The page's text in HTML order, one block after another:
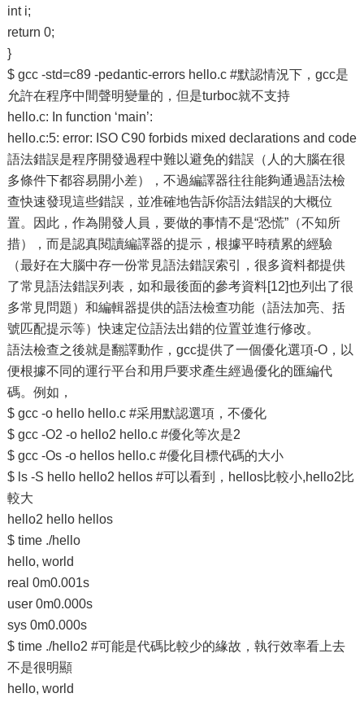
int i;
return 0;
}
$ gcc -std=c89 -pedantic-errors hello.c #默認情況下，gcc是
允許在程序中間聲明變量的，但是turboc就不支持
hello.c: In function ‘main’:
hello.c:5: error: ISO C90 forbids mixed declarations and code
語法錯誤是程序開發過程中難以避免的錯誤（人的大腦在很
多條件下都容易開小差），不過編譯器往往能夠通過語法檢
查快速發現這些錯誤，並准確地告訴你語法錯誤的大概位
置。因此，作為開發人員，要做的事情不是“恐慌”（不知所
措），而是認真閱讀編譯器的提示，根據平時積累的經驗
（最好在大腦中存一份常見語法錯誤索引，很多資料都提供
了常見語法錯誤列表，如和最後面的參考資料[12]也列出了很
多常見問題）和編輯器提供的語法檢查功能（語法加亮、括
號匹配提示等）快速定位語法出錯的位置並進行修改。
語法檢查之後就是翻譯動作，gcc提供了一個優化選項-O，以
便根據不同的運行平台和用戶要求產生經過優化的匯編代
碼。例如，
$ gcc -o hello hello.c #采用默認選項，不優化
$ gcc -O2 -o hello2 hello.c #優化等次是2
$ gcc -Os -o hellos hello.c #優化目標代碼的大小
$ ls -S hello hello2 hellos #可以看到，hellos比較小,hello2比
較大
hello2 hello hellos
$ time ./hello
hello, world
real 0m0.001s
user 0m0.000s
sys 0m0.000s
$ time ./hello2 #可能是代碼比較少的緣故，執行效率看上去
不是很明顯
hello, world